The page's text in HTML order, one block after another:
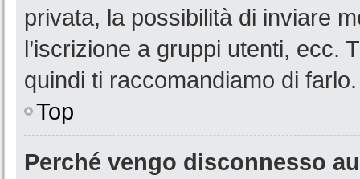
privata, la possibilità di inviare
l’iscrizione a gruppi utenti, ecc.
quindi ti raccomandiamo di farlo.
Top
Perché vengo disconnesso